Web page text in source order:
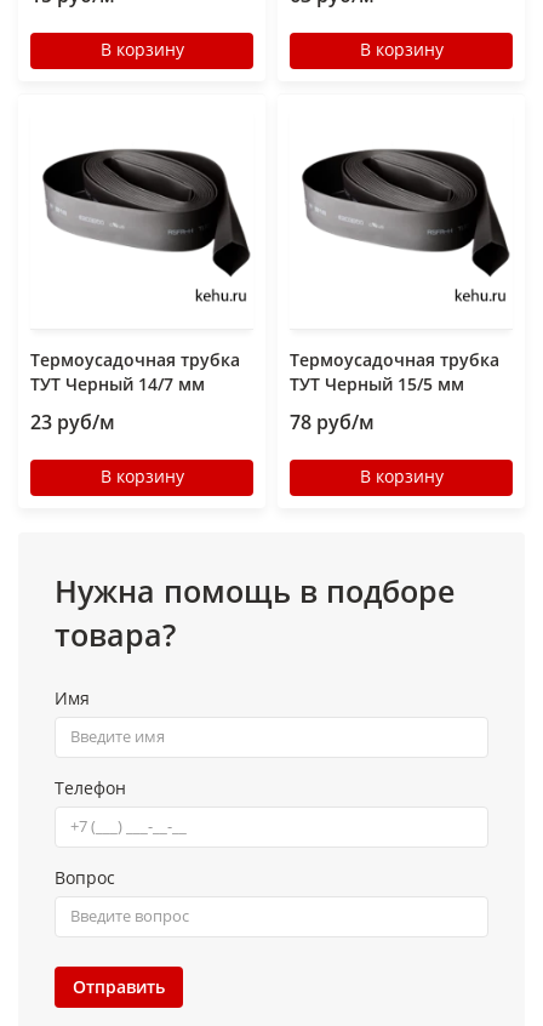
В корзину В корзину
Термоусадочная трубка
ТУТ Черный 14/7 мм
23 руб/м
В корзину
Термоусадочная трубка
ТУТ Черный 15/5 мм
78 руб/м
В корзину
Нужна помощь в подборе
товара?
Имя
Телефон
Вопрос
Отправить